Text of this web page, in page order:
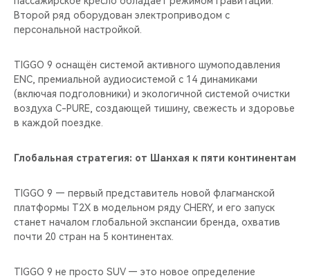
Второй ряд оборудован электроприводом с
персональной настройкой.
TIGGO 9 оснащён системой активного шумоподавления
ENC, премиальной аудиосистемой с 14 динамиками
(включая подголовники) и экологичной системой очистки
воздуха C-PURE, создающей тишину, свежесть и здоровье
в каждой поездке.
Глобальная стратегия: от Шанхая к пяти континентам
TIGGO 9 — первый представитель новой флагманской
платформы T2X в модельном ряду CHERY, и его запуск
станет началом глобальной экспансии бренда, охватив
почти 20 стран на 5 континентах.
TIGGO 9 не просто SUV — это новое определение